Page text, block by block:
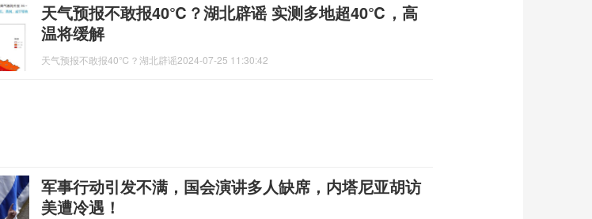
天气预报不敢报40℃？湖北辟谣 实测多地超40℃，高
温将缓解
天气预报不敢报40℃？湖北辟谣2024-07-25 11:30:42
军事行动引发不满，国会演讲多人缺席，内塔尼亚胡访
美遭冷遇！